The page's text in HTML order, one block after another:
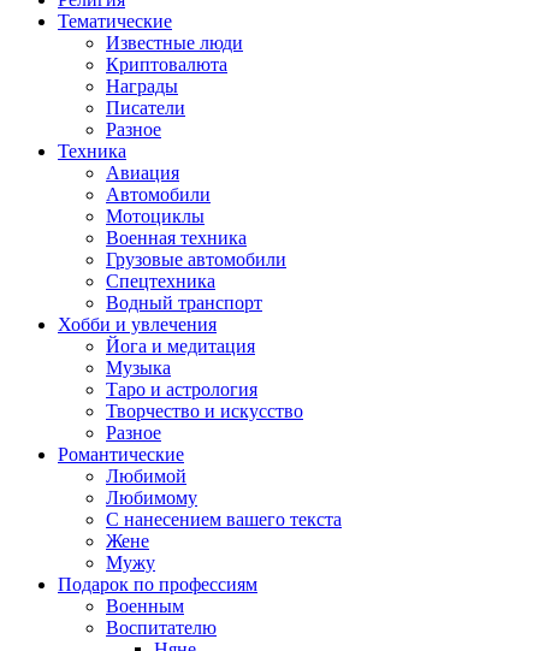
Тематические
Известные люди
Криптовалюта
Награды
Писатели
Разное
Техника
Авиация
Автомобили
Мотоциклы
Военная техника
Грузовые автомобили
Спецтехника
Водный транспорт
Хобби и увлечения
Йога и медитация
Музыка
Таро и астрология
Творчество и искусство
Разное
Романтические
Любимой
Любимому
С нанесением вашего текста
Жене
Мужу
Подарок по профессиям
Военным
Воспитателю